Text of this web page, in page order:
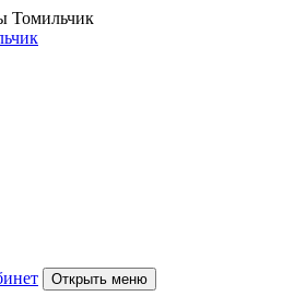
Открыть меню